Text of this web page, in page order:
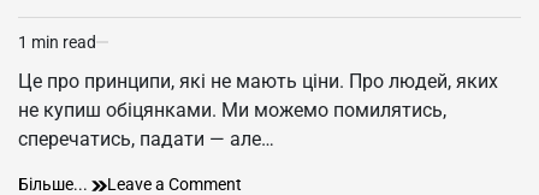
Estimated
read
time
1 min read
Це про принципи, які не мають ціни. Про людей, яких
не купиш обіцянками. Ми можемо помилятись,
сперечатись, падати — але…
Більше... МиLeave a Comment